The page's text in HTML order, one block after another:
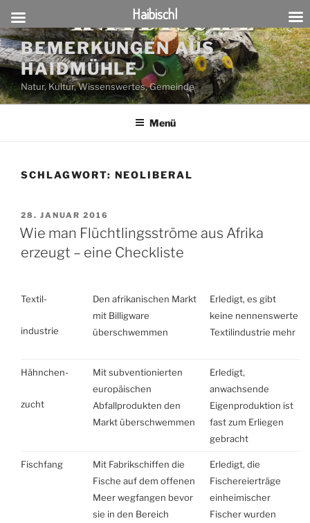
Zum
Inhalt
springen
BEMERKUNGEN AUS
HAIDMÜHLE
Natur, Kultur, Wissenswertes, Gemeinde
Menü
SCHLAGWORT: NEOLIBERAL
VERÖFFENTLICHT
AM
28. JANUAR 2016
Wie man Flüchtlingsströme aus Afrika
erzeugt – eine Checkliste
Textil-
industrie
Den afrikanischen Markt
mit Billigware
überschwemmen
Erledigt, es gibt
keine nennenswerte
Textilindustrie mehr
Hähnchen-
zucht
Mit subventionierten
europäischen
Abfallprodukten den
Markt überschwemmen
Erledigt,
anwachsende
Eigenproduktion ist
fast zum Erliegen
gebracht
Fischfang
Mit Fabrikschiffen die
Fische auf dem offenen
Meer wegfangen bevor
sie in den Bereich
Erledigt, die
Fischereierträge
einheimischer
Fischer wurden
Haibischl